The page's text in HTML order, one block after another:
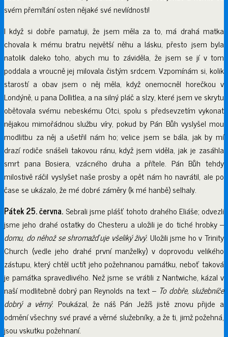
svém přemítání osten nějaké své nevlídnosti!
I když si dobře pamatuji, že jsem měla za to, má drahá matka
chovala k mému bratru největší něhu a lásku, přesto jsem byla
natolik daleko toho, abych mu to záviděla, že jsem se jí v tom
poddala a vroucně jej milovala čistým srdcem. Vzpomínám si, kolik
starostí a obav jsem o něj měla, když onemocněl horečkou v
Londýně, u pana Dollitlea, a na silný pláč a slzy, které jsem ve skrytu
obětovala svému nebeskému Otci, spolu s předsevzetím vykonat
nějakou mimořádnou službu víry, pokud by Pán Bůh vyslyšel mou
modlitbu za něj a ušetřil nám ho; velice jsem se bála, jak by mí
drazí rodiče snášeli takovou ránu, když jsem viděla, jak je zasáhla
smrt pana Bosiera, vzácného druha a přítele. Pán Bůh tehdy
milostivě ráčil vyslyšet naše prosby a opět nám ho navrátil, ale po
čase se ukázalo, že mé dobré záměry (k mé hanbě) selhaly.
Pátek 25. června.Sebrali jsme plášť tohoto drahého Eliáše; odvezli
jsme jeho drahé ostatky do Chesteru a uložili je do tiché hrobky –
domu, do něhož se shromažďuje všeliký živý. Uložili jsme ho v Trinity
Church (vedle jeho drahé první manželky) v doprovodu velikého
zástupu, který chtěl uctít jeho požehnanou památku, neboť taková
je památka spravedlivého. Než jsme se vrátili z Nantwiche, kázal v
naší modlitebně dobrý pan Reynolds na text – To dobře, služebníče
dobrý a věrný. Poukázal, že náš Pán Ježíš jistě znovu přijde a
odmění všechny své pravé a věrné služebníky, a že ti, jimž požehná,
jsou vskutku požehnaní.